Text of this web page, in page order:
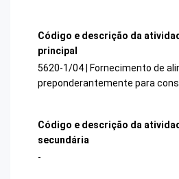
Código e descrição da
principal
5620-1/04 | Fornecimento de
preponderantemente para
Código e descrição da
secundária
-